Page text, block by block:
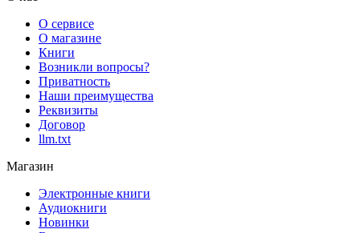
О сервисе
О магазине
Книги
Возникли вопросы?
Приватность
Наши преимущества
Реквизиты
Договор
llm.txt
Магазин
Электронные книги
Аудиокниги
Новинки